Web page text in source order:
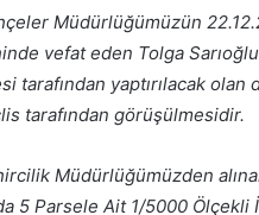
Müdürlüğümüzün
vefat eden Tolga
tarafından yaptırılacak
tarafından görüşülmesidir.
Müdürlüğümüzden
5 Parsele Ait 1/5000 Ölçekli